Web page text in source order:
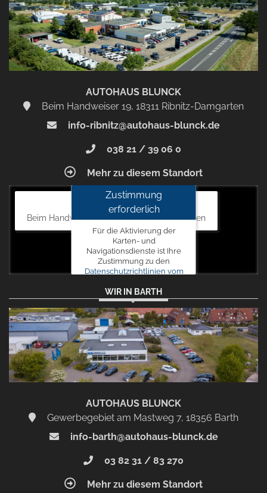
AUTOHAUS BLUNCK
Beim Handweiser 19, 18311 Ribnitz-Damgarten
info-ribnitz@autohaus-blunck.de
038 21 / 39 06 0
Mehr zu diesem Standort
Autohaus Blunck
Beim Handweiser 19, 18311 Ribnitz-Damgarten
Zustimmung
erforderlich
Für die Aktivierung der
Karten- und
Navigationsdienste ist Ihre
Zustimmung zu den
Datenschutzrichtlinien vom
erforderlich.
Zustimmen
und
aktivieren
WIR IN BARTH
AUTOHAUS BLUNCK
Gewerbegebiet am Mastweg 7, 18356 Barth
info-barth@autohaus-blunck.de
03 82 31 / 83 270
Mehr zu diesem Standort